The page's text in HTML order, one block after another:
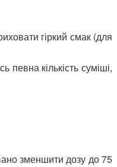
гіркий смак (для
кількість суміші,
зменшити дозу до 75